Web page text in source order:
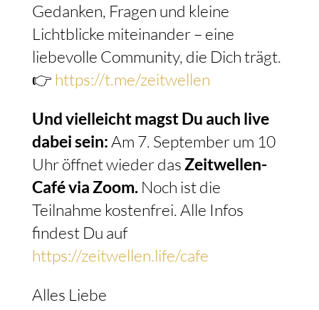
Gedanken, Fragen und kleine
Lichtblicke miteinander – eine
liebevolle Community, die Dich trägt.
👉 https://t.me/zeitwellen
Und vielleicht magst Du auch live
dabei sein:Am 7. September um 10
Uhr öffnet wieder dasZeitwellen-
Café via Zoom.Noch ist die
Teilnahme kostenfrei. Alle Infos
findest Du auf
https://zeitwellen.life/cafe
Alles Liebe